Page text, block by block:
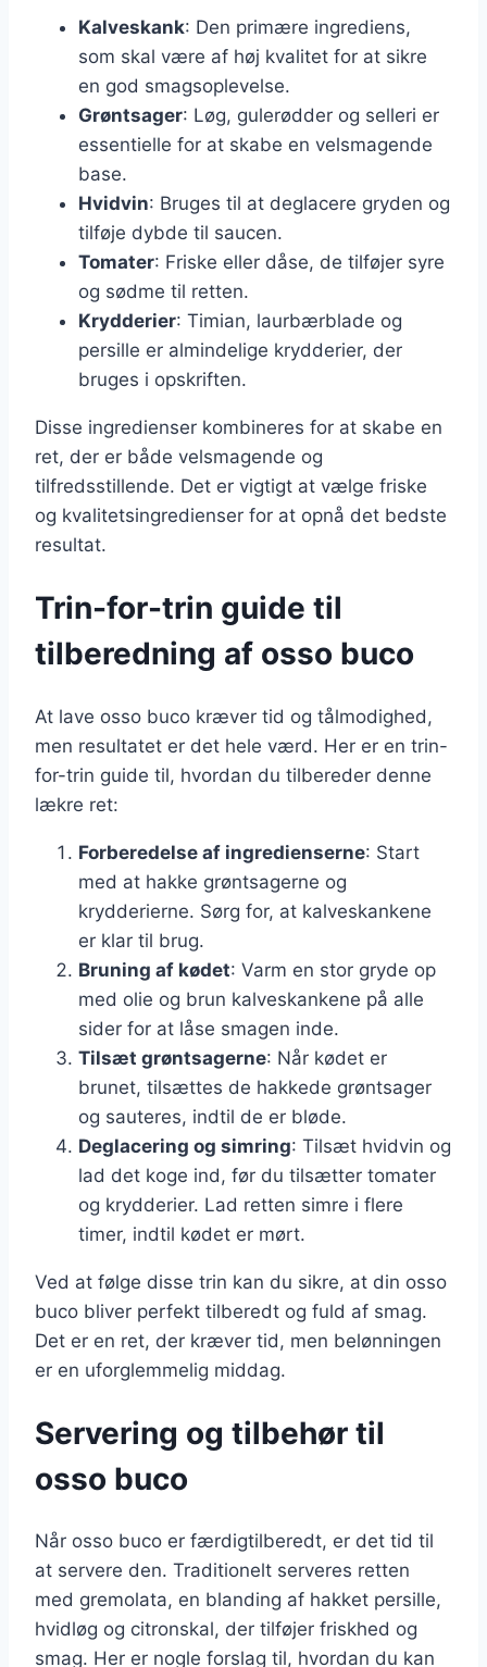
Kalveskank: Den primære ingrediens,
som skal være af høj kvalitet for at sikre
en god smagsoplevelse.
Grøntsager: Løg, gulerødder og selleri er
essentielle for at skabe en velsmagende
base.
Hvidvin: Bruges til at deglacere gryden og
tilføje dybde til saucen.
Tomater: Friske eller dåse, de tilføjer syre
og sødme til retten.
Krydderier: Timian, laurbærblade og
persille er almindelige krydderier, der
bruges i opskriften.
Disse ingredienser kombineres for at skabe en
ret, der er både velsmagende og
tilfredsstillende. Det er vigtigt at vælge friske
og kvalitetsingredienser for at opnå det bedste
resultat.
Trin-for-trin guide til
tilberedning af osso buco
At lave osso buco kræver tid og tålmodighed,
men resultatet er det hele værd. Her er en trin-
for-trin guide til, hvordan du tilbereder denne
lækre ret:
Forberedelse af ingredienserne: Start
med at hakke grøntsagerne og
krydderierne. Sørg for, at kalveskankene
er klar til brug.
Bruning af kødet: Varm en stor gryde op
med olie og brun kalveskankene på alle
sider for at låse smagen inde.
Tilsæt grøntsagerne: Når kødet er
brunet, tilsættes de hakkede grøntsager
og sauteres, indtil de er bløde.
Deglacering og simring: Tilsæt hvidvin og
lad det koge ind, før du tilsætter tomater
og krydderier. Lad retten simre i flere
timer, indtil kødet er mørt.
Ved at følge disse trin kan du sikre, at din osso
buco bliver perfekt tilberedt og fuld af smag.
Det er en ret, der kræver tid, men belønningen
er en uforglemmelig middag.
Servering og tilbehør til
osso buco
Når osso buco er færdigtilberedt, er det tid til
at servere den. Traditionelt serveres retten
med gremolata, en blanding af hakket persille,
hvidløg og citronskal, der tilføjer friskhed og
smag. Her er nogle forslag til, hvordan du kan